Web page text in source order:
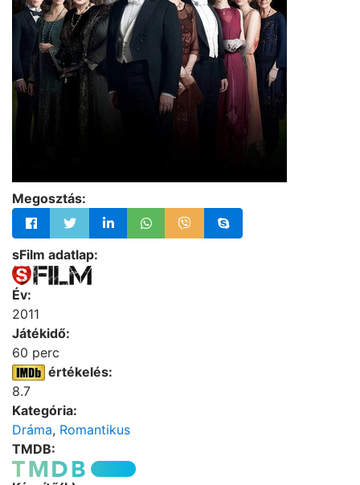
Megosztás:
sFilm adatlap:
Év:
2011
Játékidő:
60 perc
értékelés:
8.7
Kategória:
Dráma, Romantikus
TMDB: